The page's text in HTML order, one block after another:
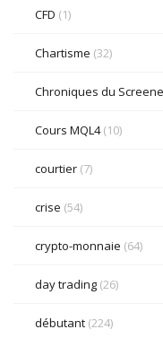
CFD (1)
Chartisme (32)
Chroniques du
Cours MQL4(10)
courtier (7)
crise (54)
crypto-monnaie (64)
day trading (26)
débutant (224)